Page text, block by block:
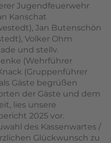
Jugendfeuerwehr
Kanschat
Jan Butenschön
Volker Ohm
und stellv.
(Wehrführer
(Gruppenführer
Gäste begrüßen
der Gäste und dem
lies unsere
2025 vor.
des Kassenwartes /
Glückwunsch zu